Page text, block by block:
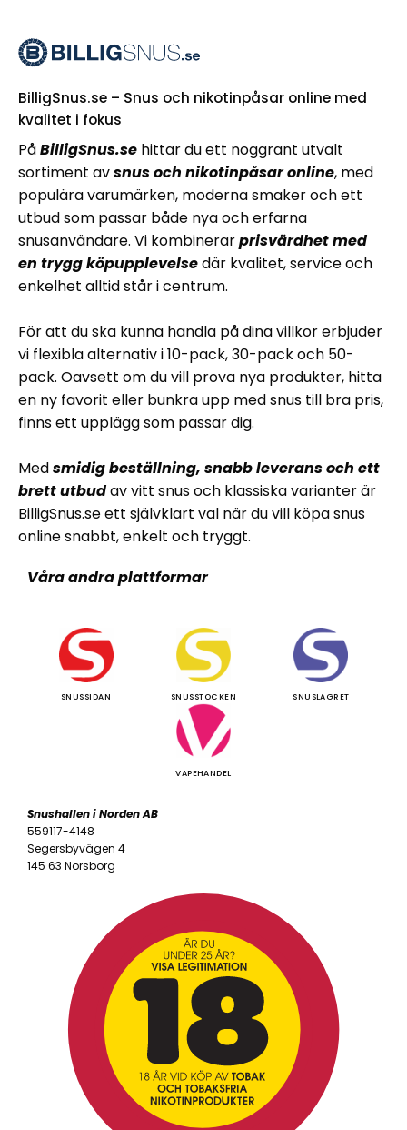
BilligSnus.se – Snus och nikotinpåsar online med
kvalitet i fokus
PåBilligSnus.sehittar du ett noggrant utvalt
sortiment avsnus och nikotinpåsar online, med
populära varumärken, moderna smaker och ett
utbud som passar både nya och erfarna
snusanvändare. Vi kombinerarprisvärdhet med
en trygg köpupplevelsedär kvalitet, service och
enkelhet alltid står i centrum.
För att du ska kunna handla på dina villkor erbjuder
vi flexibla alternativ i 10-pack, 30-pack och 50-
pack. Oavsett om du vill prova nya produkter, hitta
en ny favorit eller bunkra upp med snus till bra pris,
finns ett upplägg som passar dig.
Medsmidig beställning, snabb leverans och ett
brett utbudav vitt snus och klassiska varianter är
BilligSnus.se ett självklart val när du vill köpa snus
online snabbt, enkelt och tryggt.
Våra andra plattformar
SNUSSIDAN SNUSSTOCKEN SNUSLAGRET
VAPEHANDEL
Snushallen i Norden AB
559117-4148
Segersbyvägen 4
145 63 Norsborg